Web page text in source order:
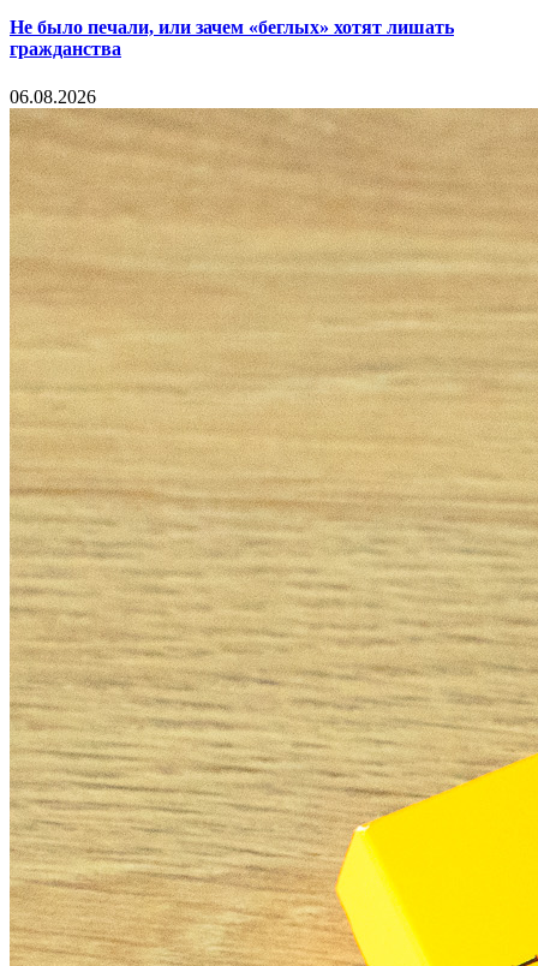
Не было печали, или зачем «беглых» хотят лишать
гражданства
06.08.2026